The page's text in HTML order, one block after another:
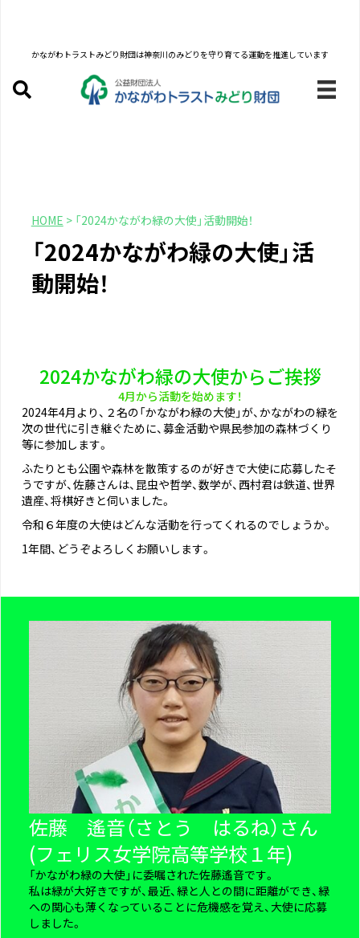
かながわトラストみどり財団は神奈川のみどりを守り育てる運動を推進しています
HOME > 「2024かながわ緑の大使」活動開始！
「2024かながわ緑の大使」活
動開始！
2024かながわ緑の大使からご挨拶
4月から活動を始めます！
2024年4月より、２名の「かながわ緑の大使」が、かながわの緑を
次の世代に引き継ぐために、募金活動や県民参加の森林づくり
等に参加します。
ふたりとも公園や森林を散策するのが好きで大使に応募したそ
うですが、佐藤さんは、昆虫や哲学、数学が、西村君は鉄道、世界
遺産、将棋好きと伺いました。
令和６年度の大使はどんな活動を行ってくれるのでしょうか。
1年間、どうぞよろしくお願いします。
佐藤 遙音（さとう はるね）さん
(フェリス女学院高等学校１年)
「かながわ緑の大使」に委嘱された佐藤遙音です。
私は緑が大好きですが、最近、緑と人との間に距離ができ、緑
への関心も薄くなっていることに危機感を覚え、大使に応募
しました。